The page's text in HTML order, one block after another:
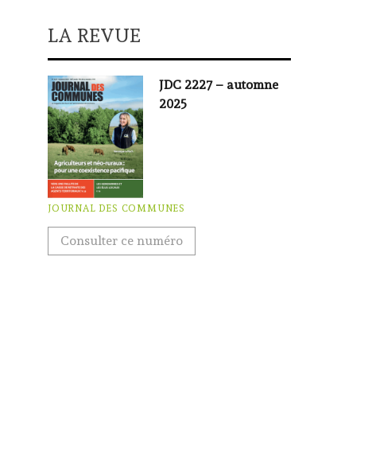
LA REVUE
JDC 2227 – automne
2025
JOURNAL DES COMMUNES
Consulter ce numéro